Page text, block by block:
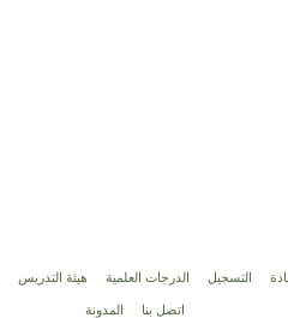
هيئة التدريس الدرجات العلمية التسجيل
المدونة
اتصل بنا